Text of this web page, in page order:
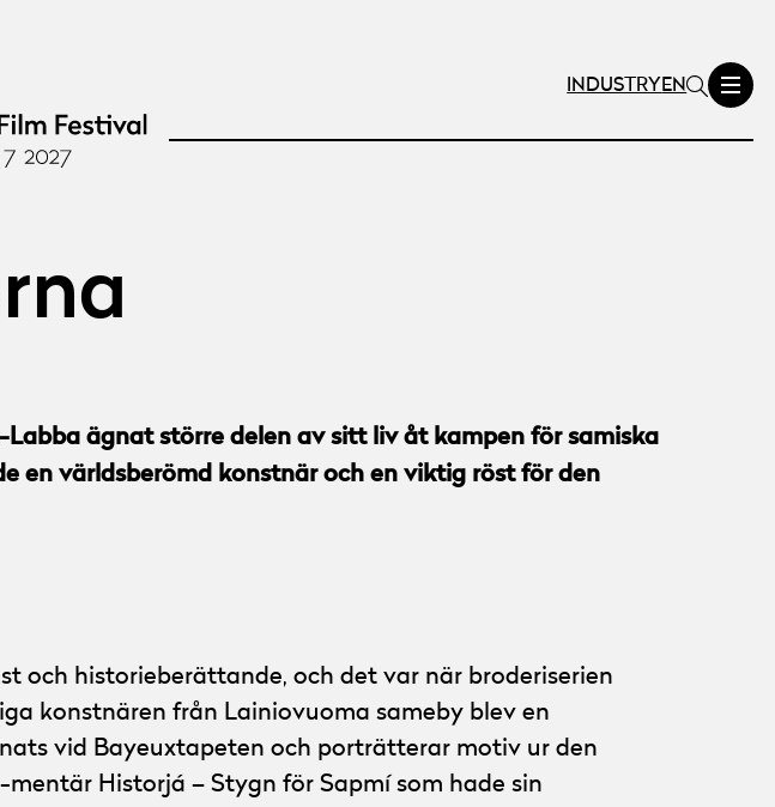
INDUSTRY EN
ägnat större delen av sitt liv åt kampen för samiska
en världsberömd konstnär och en viktig röst för den
och historieberättande, och det var när broderiserien
konstnären från Lainiovuoma sameby blev en
vid Bayeuxtapeten och porträtterar motiv ur den
Historjá – Stygn för Sapmí som hade sin